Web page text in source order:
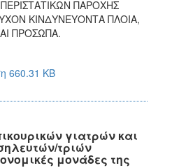
ΠΑΡΟΧΗΣ
ΚΙΝΔΥΝΕΥΟΝΤΑ ΠΛΟΙΑ,
ΠΡΟΣΩΠΑ.
660.31 KB
γιατρών και
τριών
μονάδες της